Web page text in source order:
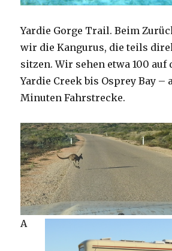
Yardie Gorge Trail. Beim
wir die Kangurus, die teils
sitzen. Wir sehen etwa 100 auf
Yardie Creek bis Osprey Bay –
Minuten Fahrstrecke.
A